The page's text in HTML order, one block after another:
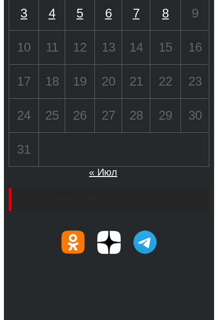
3 4 5 6 7 8 9
10 11 12 13 14 15 16
17 18 19 20 21 22 23
24 25 26 27 28 29 30
31
« Июл